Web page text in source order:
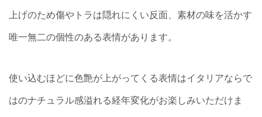
上げのため傷やトラは隠れにくい反面、素材の味を活かす
唯一無二の個性のある表情があります。
使い込むほどに色艶が上がってくる表情はイタリアならで
はのナチュラル感溢れる経年変化がお楽しみいただけま